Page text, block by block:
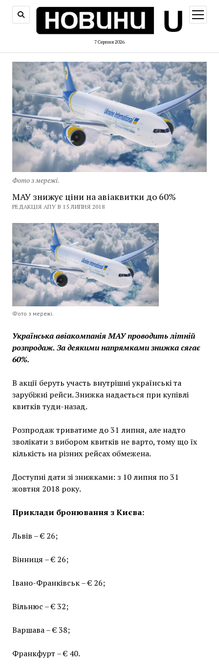
7 Серпня 2026
меню
Фото з мережі.
МАУ знижує ціни на авіаквитки до 60%
РЕДАКЦІЯ АПУ В 15 ЛИПНЯ 2018
Фото з мережі.
Українська авіакомпанія МАУ проводить літній
розпродаж. За деякими напрямками знижка сягає
60%.
В акції беруть участь внутрішні українські та
зарубіжні рейси. Знижка надається при купівлі
квитків туди-назад.
Розпродаж триватиме до 31 липня, але надто
зволікати з вибором квитків не варто, тому що їх
кількість на різних рейсах обмежена.
Доступні дати зі знижками: з 10 липня по 31
жовтня 2018 року.
Приклади бронювання з Києва:
Львів – € 26;
Вінниця – € 26;
Івано-Франківськ – € 26;
Вільнюс – € 32;
Варшава – € 38;
Франкфурт – € 40.